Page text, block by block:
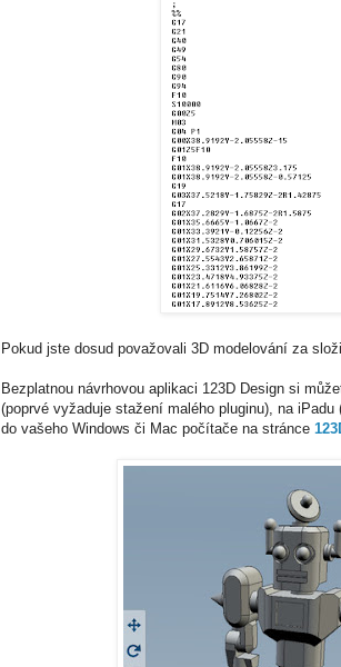
Pokud jste dosud považovali 3D modelování za
Bezplatnou návrhovou aplikaci 123D Design si
(poprvé vyžaduje stažení malého pluginu), na iPadu
do vašeho Windows či Mac počítače na stránce